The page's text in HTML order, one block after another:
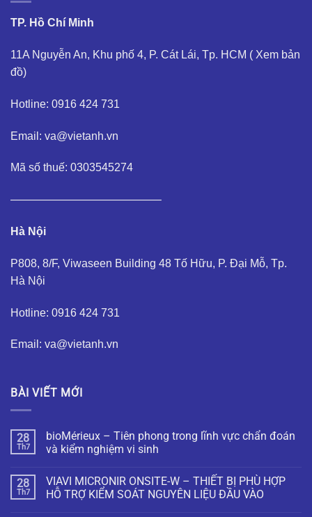
TP. Hồ Chí Minh
11A Nguyễn An, Khu phố 4, P. Cát Lái, Tp. HCM ( Xem bản
đồ)
Hotline: 0916 424 731
Email: va@vietanh.vn
Mã số thuế: 0303545274
—————————————–
Hà Nội
P808, 8/F, Viwaseen Building 48 Tố Hữu, P. Đại Mỗ, Tp.
Hà Nội
Hotline: 0916 424 731
Email: va@vietanh.vn
BÀI VIẾT MỚI
28
Th7
bioMérieux – Tiên phong trong lĩnh vực chẩn đoán
và kiểm nghiệm vi sinh
28
Th7
VIAVI MICRONIR ONSITE-W – THIẾT BỊ PHÙ HỢP
HỖ TRỢ KIỂM SOÁT NGUYÊN LIỆU ĐẦU VÀO